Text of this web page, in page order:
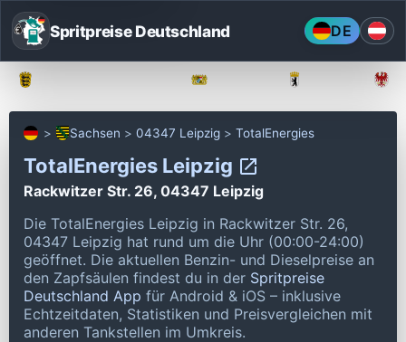
Spritpreise Deutschland DE
Sachsen 04347 Leipzig TotalEnergies
TotalEnergies Leipzig
Rackwitzer Str. 26, 04347 Leipzig
Die TotalEnergies Leipzig in Rackwitzer Str. 26,
04347 Leipzig hat rund um die Uhr (00:00-24:00)
geöffnet. Die aktuellen Benzin- und Dieselpreise an
den Zapfsäulen findest du in der Spritpreise
Deutschland App für Android & iOS – inklusive
Echtzeitdaten, Statistiken und Preisvergleichen mit
anderen Tankstellen im Umkreis.